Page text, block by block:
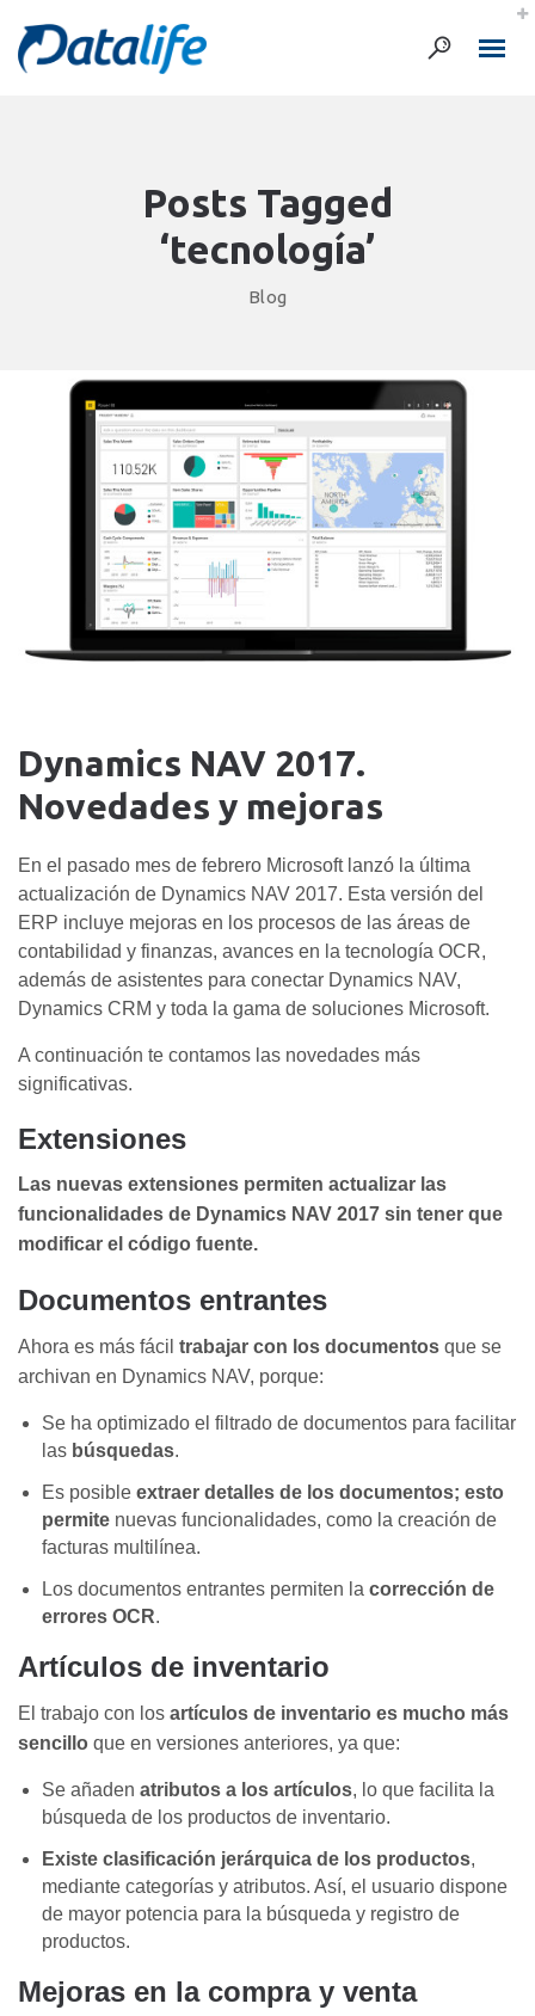
Posts Tagged
‘tecnología’
Blog
Dynamics NAV 2017.
Novedades y mejoras
En el pasado mes de febrero Microsoft lanzó la última
actualización de Dynamics NAV 2017. Esta versión del
ERP incluye mejoras en los procesos de las áreas de
contabilidad y finanzas, avances en la tecnología OCR,
además de asistentes para conectar Dynamics NAV,
Dynamics CRM y toda la gama de soluciones Microsoft.
A continuación te contamos las novedades más
significativas.
Extensiones
Las nuevas extensiones permiten actualizar las
funcionalidades de Dynamics NAV 2017 sin tener que
modificar el código fuente.
Documentos entrantes
Ahora es más fácil trabajar con los documentos que se
archivan en Dynamics NAV, porque:
Se ha optimizado el filtrado de documentos para facilitar
las búsquedas.
Es posible extraer detalles de los documentos; esto
permite nuevas funcionalidades, como la creación de
facturas multilínea.
Los documentos entrantes permiten la corrección de
errores OCR.
Artículos de inventario
El trabajo con los artículos de inventario es mucho más
sencillo que en versiones anteriores, ya que:
Se añaden atributos a los artículos, lo que facilita la
búsqueda de los productos de inventario.
Existe c lasificación jerárquica de los productos,
mediante categorías y atributos. Así, el usuario dispone
de mayor potencia para la búsqueda y registro de
productos.
Mejoras en la compra y venta